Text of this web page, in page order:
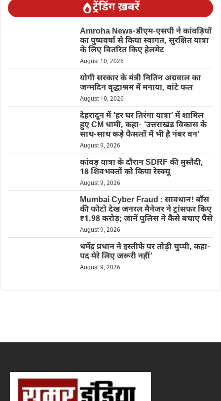
ट्रेंडिंग ख़बरें
Amroha News-डीएम-एसपी ने कांवड़ियों
का पुष्पवर्षा से किया स्वागत, सुरक्षित यात्रा
के लिए वितरित किए हेलमेट
August 10, 2026
योगी सरकार के मंत्री नितिन अग्रवाल का
जन्मदिन वृद्धाश्रम में मनाया, बांटे फल
August 10, 2026
देहरादून में ‘हर घर तिरंगा यात्रा’ में शामिल
हुए CM धामी, कहा- ‘उत्तराखंड विकास के
साथ-साथ कड़े फैसलों में भी है नंबर वन’
August 9, 2026
कांवड़ यात्रा के दौरान SDRF की मुस्तैदी,
18 शिवभक्तों को किया रेस्क्यू
August 9, 2026
Mumbai Cyber Fraud : सावधान! बॉस
की फोटो देख जनरल मैनेजर ने ट्रांसफर किए
₹1.98 करोड़; जानें पुलिस ने कैसे बचाए पैसे
August 9, 2026
धर्मेंद्र प्रधान ने इस्तीफे पर तोड़ी चुप्पी, कहा-
पद मेरे लिए जरूरी नहीं’
August 9, 2026